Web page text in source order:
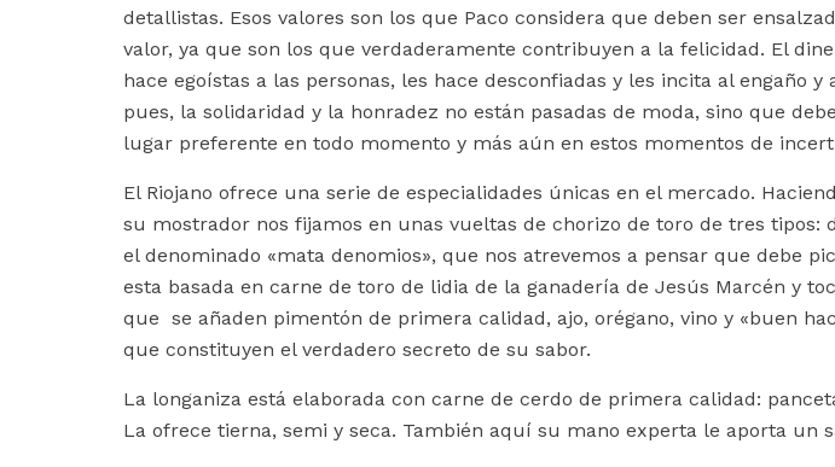
detallistas. Esos valores son los que Paco considera que deben ser
valor, ya que son los que verdaderamente contribuyen a la felicidad. El
hace egoístas a las personas, les hace desconfiadas y les incita al engaño y
pues, la solidaridad y la honradez no están pasadas de moda, sino que
lugar preferente en todo momento y más aún en estos momentos de
El Riojano ofrece una serie de especialidades únicas en el mercado.
su mostrador nos fijamos en unas vueltas de chorizo de toro de tres tipos:
el denominado «mata denomios», que nos atrevemos a pensar que debe
esta basada en carne de toro de lidia de la ganadería de Jesús Marcén y
que se añaden pimentón de primera calidad, ajo, orégano, vino y «buen
que constituyen el verdadero secreto de su sabor.
La longaniza está elaborada con carne de cerdo de primera calidad:
La ofrece tierna, semi y seca. También aquí su mano experta le aporta un